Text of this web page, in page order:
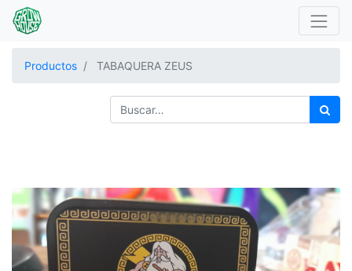
Productos TABAQUERA ZEUS